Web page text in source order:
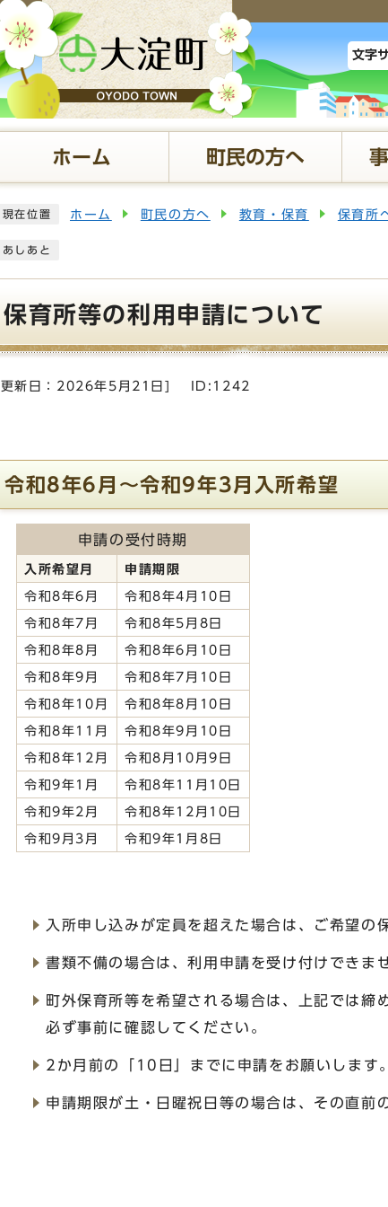
文字
ホーム 町民の方へ
現在位置 ホーム 町民の方へ 教育・保育 保育所
あしあと
保育所等の利用申請について
[更新日： 2026年5月21日 ID:1242
令和8年6月～令和9年3月入所希望
申請の受付時期
入所希望月 申請期限
令和8年6月 令和8年4月10日
令和8年7月 令和8年5月8日
令和8年8月 令和8年6月10日
令和8年9月 令和8年7月10日
令和8年10月 令和8年8月10日
令和8年11月 令和8年9月10日
令和8年12月 令和8月10月9日
令和9年1月 令和8年11月10日
令和9年2月 令和8年12月10日
令和9月3月 令和9年1月8日
入所申し込みが定員を超えた場合は、ご希望の
書類不備の場合は、利用申請を受け付けできま
町外保育所等を希望される場合は、上記では締
必ず事前に確認してください。
2か月前の「10日」までに申請をお願いします。
申請期限が土・日曜祝日等の場合は、その直前